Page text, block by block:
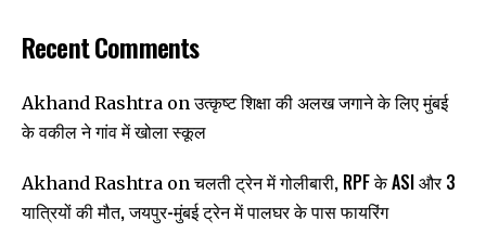
Recent Comments
Akhand Rashtra onउत्कृष्ट शिक्षा की अलख जगाने के लिए मुंबई
के वकील ने गांव में खोला स्कूल
Akhand Rashtra onचलती ट्रेन में गोलीबारी, RPF के ASI और 3
यात्रियों की मौत, जयपुर-मुंबई ट्रेन में पालघर के पास फायरिंग